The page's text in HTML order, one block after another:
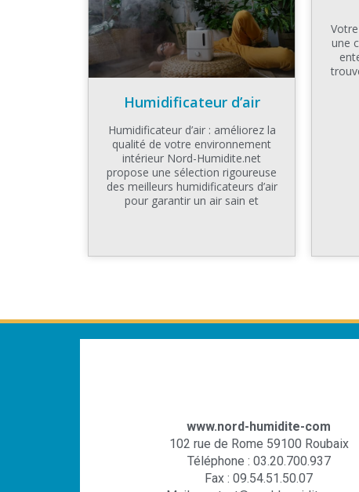
Humidificateur d’air
Humidificateur d’air : améliorez la
qualité de votre environnement
intérieur Nord-Humidite.net
propose une sélection rigoureuse
des meilleurs humidificateurs d’air
pour garantir un air sain et
une
www.nord-humidite-com
102 rue de Rome 59100 Roubaix
Téléphone : 03.20.700.937
Fax : 09.54.51.50.07